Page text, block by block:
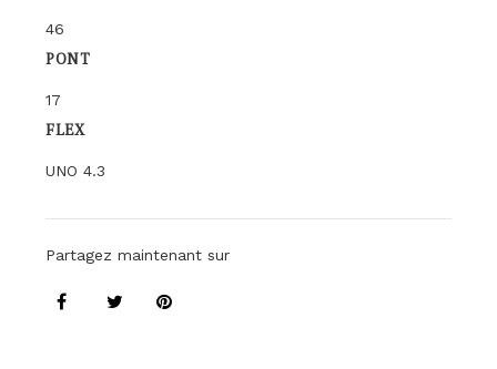
46
PONT
17
FLEX
UNO 4.3
Partagez maintenant sur